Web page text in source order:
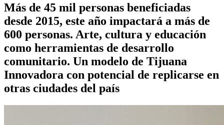
Más de 45 mil personas beneficiadas
desde 2015, este año impactará a más de
600 personas. Arte, cultura y educación
como herramientas de desarrollo
comunitario. Un modelo de Tijuana
Innovadora con potencial de replicarse en
otras ciudades del país